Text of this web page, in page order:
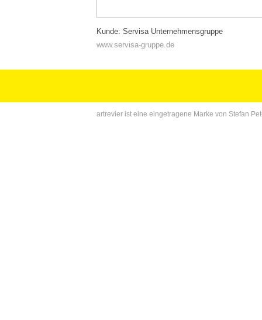
Kunde: Servisa Unternehmensgruppe
www.servisa-gruppe.de
artrevier ist eine eingetragene Marke von Stefan